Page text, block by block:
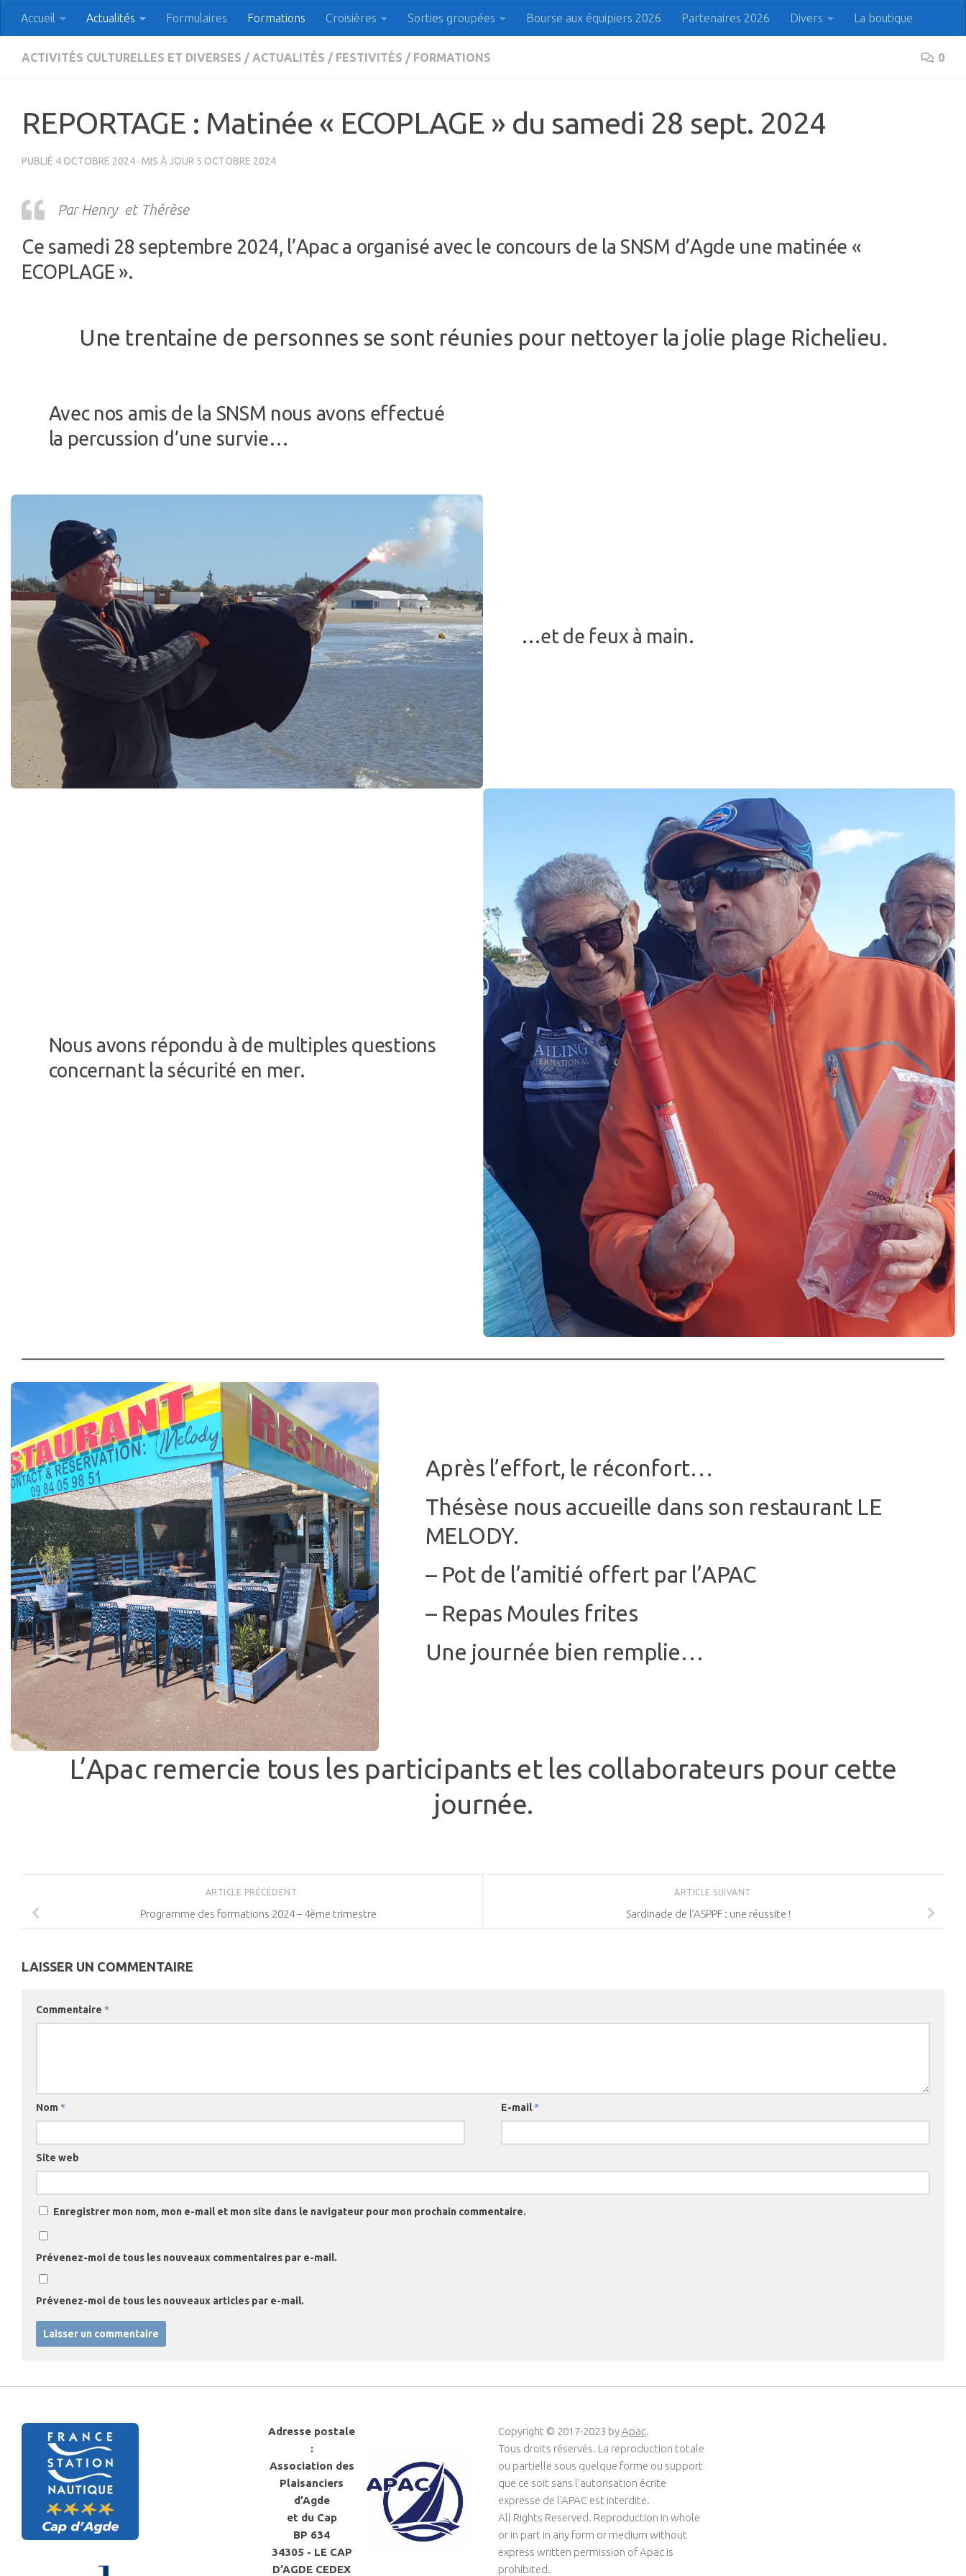
Skip to content
APAC Association des Plaisanciers d'Agde et du Cap
Accueil Actualités Formulaires Formations Croisières Sorties groupées Bourse aux équipiers 2026 Partenaires 2026 Divers La boutique
ACTIVITÉS CULTURELLES ET DIVERSES / ACTUALITÉS / FESTIVITÉS / FORMATIONS 0
REPORTAGE : Matinée « ECOPLAGE » du samedi 28 sept. 2024
PUBLIÉ 4 OCTOBRE 2024 · MIS À JOUR 5 OCTOBRE 2024
Par Henry et Thérèse
Ce samedi 28 septembre 2024, l’Apac a organisé avec le concours de la SNSM d’Agde une matinée «
ECOPLAGE ».
Une trentaine de personnes se sont réunies pour nettoyer la jolie plage Richelieu.
Avec nos amis de la SNSM nous avons effectué
la percussion d’une survie…
…et de feux à main.
Nous avons répondu à de multiples questions
concernant la sécurité en mer.
Après l’effort, le réconfort…
Thésèse nous accueille dans son restaurant LE
MELODY.
– Pot de l’amitié offert par l’APAC
– Repas Moules frites
Une journée bien remplie…
L’Apac remercie tous les participants et les collaborateurs pour cette
journée.
ARTICLE SUIVANT
Sardinade de l’ASPPF : une réussite !
ARTICLE PRÉCÉDENT
Programme des formations 2024 – 4ème trimestre
LAISSER UN COMMENTAIRE
Commentaire *
Nom * E-mail*
Site web
Enregistrer mon nom, mon e-mail et mon site dans le navigateur pour mon prochain commentaire.
Prévenez-moi de tous les nouveaux commentaires par e-mail.
Prévenez-moi de tous les nouveaux articles par e-mail.
Adresse postale
:
Association des
Plaisanciers
d’Agde
et du Cap
BP 634
34305 - LE CAP
D’AGDE CEDEX
Copyright © 2017-2023 byApac.
Tous droits réservés. La reproduction totale
ou partielle sous quelque forme ou support
que ce soit sans l'autorisation écrite
expresse de l'APAC est interdite.
All Rights Reserved. Reproduction in whole
or in part in any form or medium without
express written permission of Apac is
prohibited.